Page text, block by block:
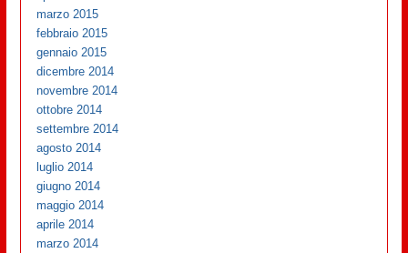
marzo 2015
febbraio 2015
gennaio 2015
dicembre 2014
novembre 2014
ottobre 2014
settembre 2014
agosto 2014
luglio 2014
giugno 2014
maggio 2014
aprile 2014
marzo 2014